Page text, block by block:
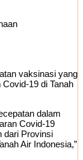
vaksinasi yang
19 di Tanah
dalam
Covid-19
dari Provinsi
Air Indonesia,”